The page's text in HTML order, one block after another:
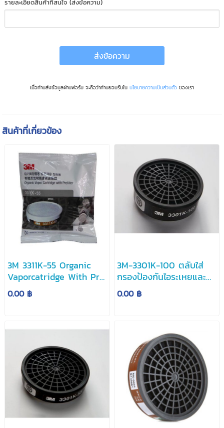
รายละเอียดสินค้าที่สนใจ (ส่งข้อความ)
ส่งข้อความ
เมื่อท่านส่งข้อมูลผ่านฟอร์ม จะถือว่าท่านยอมรับใน นโยบายความเป็นส่วนตัว ของเรา
สินค้าที่เกี่ยวข้อง
3M 3311K-55 Organic
Vaporcatridge With Pre
Filter
0.00 ฿
3M-3301K-100 ตลับใส่
กรองป้องกันไอระเหยและ
สารตัวทำละลาย
0.00 ฿